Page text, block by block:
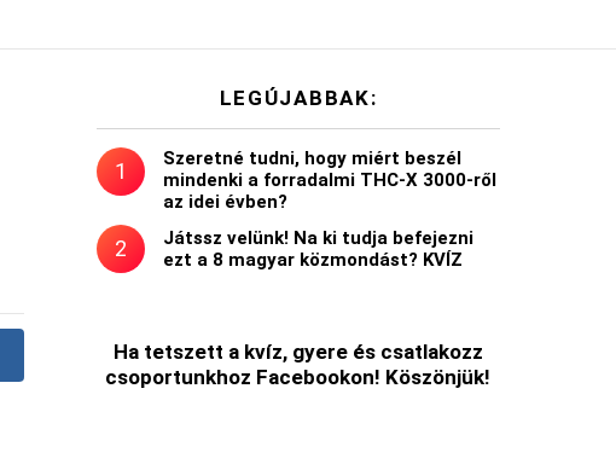
LEGÚJABBAK:
Szeretné tudni, hogy miért beszél
mindenki a forradalmi THC-X 3000-ről
az idei évben?
Játssz velünk! Na ki tudja befejezni
ezt a 8 magyar közmondást? KVÍZ
Ha tetszett a kvíz, gyere és csatlakozz
csoportunkhoz Facebookon! Köszönjük!